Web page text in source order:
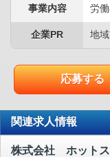
事業内容 労
企業PR 地
応募する
関連求人情報
株式会社 ホットス